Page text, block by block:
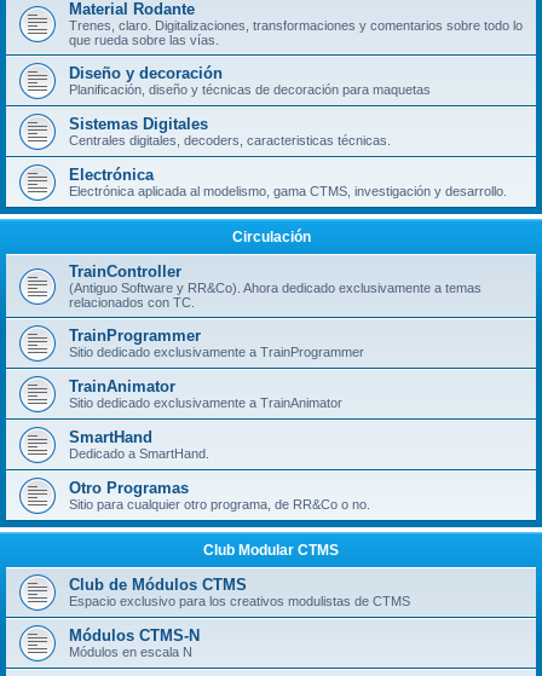
Material Rodante
Trenes, claro. Digitalizaciones, transformaciones y comentarios sobre todo lo
que rueda sobre las vías.
Diseño y decoración
Planificación, diseño y técnicas de decoración para maquetas
Sistemas Digitales
Centrales digitales, decoders, caracteristicas técnicas.
Electrónica
Electrónica aplicada al modelismo, gama CTMS, investigación y desarrollo.
Circulación
TrainController
(Antiguo Software y RR&Co). Ahora dedicado exclusivamente a temas
relacionados con TC.
TrainProgrammer
Sitio dedicado exclusivamente a TrainProgrammer
TrainAnimator
Sitio dedicado exclusivamente a TrainAnimator
SmartHand
Dedicado a SmartHand.
Otro Programas
Sitio para cualquier otro programa, de RR&Co o no.
Club Modular CTMS
Club de Módulos CTMS
Espacio exclusivo para los creativos modulistas de CTMS
Módulos CTMS-N
Módulos en escala N